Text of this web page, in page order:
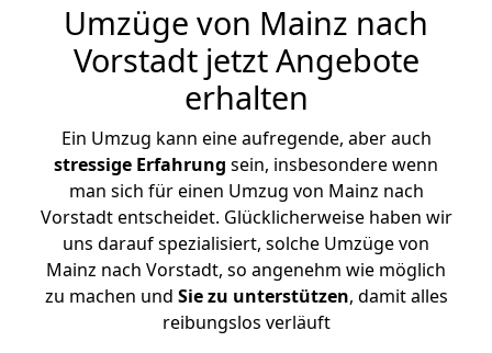
Umzüge von Mainz nach
Vorstadt jetzt Angebote
erhalten
Ein Umzug kann eine aufregende, aber auch
stressige Erfahrung sein, insbesondere wenn
man sich für einen Umzug von Mainz nach
Vorstadt entscheidet. Glücklicherweise haben wir
uns darauf spezialisiert, solche Umzüge von
Mainz nach Vorstadt, so angenehm wie möglich
zu machen und Sie zu unterstützen, damit alles
reibungslos verläuft